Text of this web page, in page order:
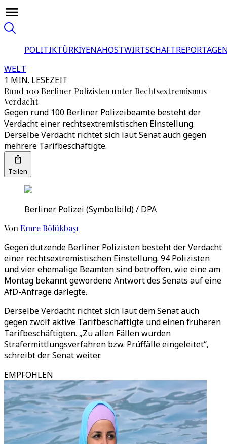
POLITIKTÜRKİYENAHOSTWIRTSCHAFT
WELT
1 MIN. LESEZEIT
Rund 100 Berliner Polizisten unter Rechtsextremismus-
Verdacht
Gegen rund 100 Berliner Polizeibeamte besteht der
Verdacht einer rechtsextremistischen Einstellung.
Derselbe Verdacht richtet sich laut Senat auch gegen
mehrere Tarifbeschäftigte.
Teilen
Berliner Polizei (Symbolbild) / DPA
Von Emre Bölükbaşı
Gegen dutzende Berliner Polizisten besteht der Verdacht
einer rechtsextremistischen Einstellung. 94 Polizisten
und vier ehemalige Beamten sind betroffen, wie eine am
Montag bekannt gewordene Antwort des Senats auf eine
AfD-Anfrage darlegte.
Derselbe Verdacht richtet sich laut dem Senat auch
gegen zwölf aktive Tarifbeschäftigte und einen früheren
Tarifbeschäftigten. „Zu allen Fällen wurden
Strafermittlungsverfahren bzw. Prüffälle eingeleitet“,
schreibt der Senat weiter.
EMPFOHLEN